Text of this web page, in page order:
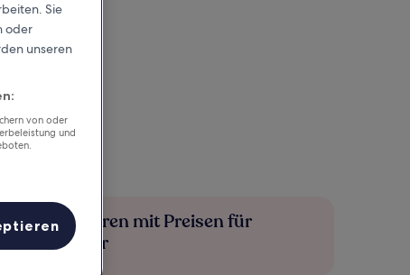
Mehr sparen mit Preisen für
Mitglieder
Sie
oder
unseren
von oder
und